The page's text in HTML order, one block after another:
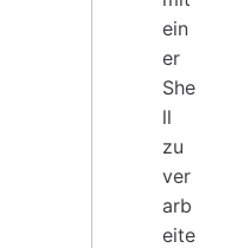
ein
er
She
ll
zu
ver
arb
eite